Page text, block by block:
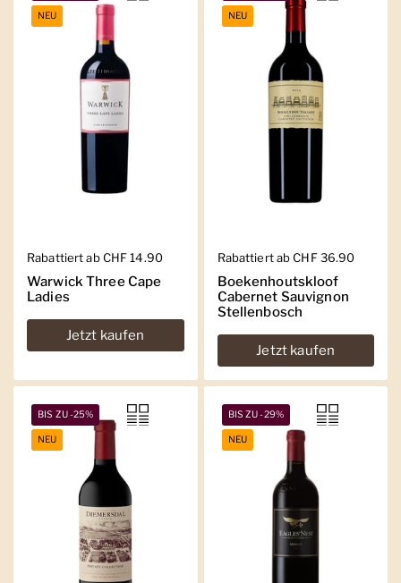
Regulärer Preis
Rabattiert ab CHF 14.90
Warwick Three Cape
Ladies
Jetzt kaufen
NEU
Regulärer Preis
Rabattiert ab CHF 36.90
Boekenhoutskloof
Cabernet Sauvignon
Stellenbosch
Jetzt kaufen
NEU
BIS ZU -25%
NEU
BIS ZU -29%
NEU